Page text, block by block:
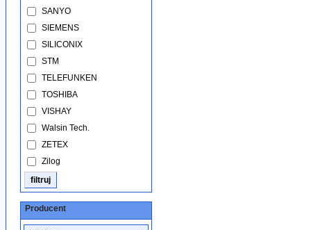
SANYO
SIEMENS
SILICONIX
STM
TELEFUNKEN
TOSHIBA
VISHAY
Walsin Tech.
ZETEX
Zilog
Producent